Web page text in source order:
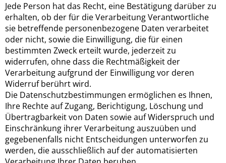
Jede Person hat das Recht, eine Bestätigung darüber zu
erhalten, ob der für die Verarbeitung Verantwortliche
sie betreffende personenbezogene Daten verarbeitet
oder nicht, sowie die Einwilligung, die für einen
bestimmten Zweck erteilt wurde, jederzeit zu
widerrufen, ohne dass die Rechtmäßigkeit der
Verarbeitung aufgrund der Einwilligung vor deren
Widerruf berührt wird.
Die Datenschutzbestimmungen ermöglichen es Ihnen,
Ihre Rechte auf Zugang, Berichtigung, Löschung und
Übertragbarkeit von Daten sowie auf Widerspruch und
Einschränkung ihrer Verarbeitung auszuüben und
gegebenenfalls nicht Entscheidungen unterworfen zu
werden, die ausschließlich auf der automatisierten